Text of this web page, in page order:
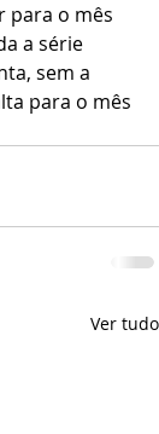
para o mês
a série
sem a
para o mês
Ver tudo